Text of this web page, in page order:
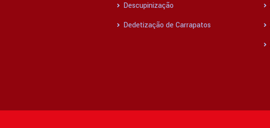
Descupinização
Dedetização de Carrapatos